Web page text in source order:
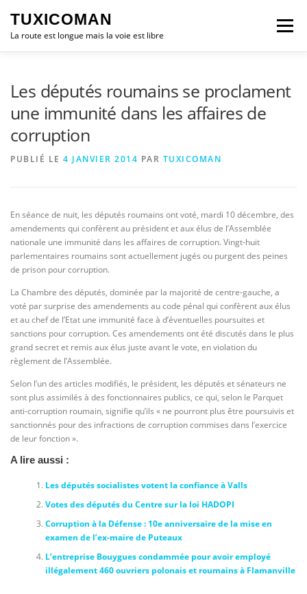
contenu
TUXICOMAN
La route est longue mais la voie est libre
Menu
LOGICIELS
Les députés roumains se proclament
une immunité dans les affaires de
corruption
PUBLIÉ LE 4 JANVIER 2014 PAR TUXICOMAN
En séance de nuit, les députés roumains ont voté, mardi 10 décembre, des
amendements qui confèrent au président et aux élus de l’Assemblée
nationale une immunité dans les affaires de corruption. Vingt-huit
parlementaires roumains sont actuellement jugés ou purgent des peines
de prison pour corruption.
La Chambre des députés, dominée par la majorité de centre-gauche, a
voté par surprise des amendements au code pénal qui confèrent aux élus
et au chef de l’Etat une immunité face à d’éventuelles poursuites et
sanctions pour corruption. Ces amendements ont été discutés dans le plus
grand secret et remis aux élus juste avant le vote, en violation du
règlement de l’Assemblée.
Selon l’un des articles modifiés, le président, les députés et sénateurs ne
sont plus assimilés à des fonctionnaires publics, ce qui, selon le Parquet
anti-corruption roumain, signifie qu’ils « ne pourront plus être poursuivis et
sanctionnés pour des infractions de corruption commises dans l’exercice
de leur fonction ».
A lire aussi :
Les députés socialistes votent la confiance à Valls
Votes des députés du Centre sur la loi HADOPI
Corruption à la Défense : 10e anniversaire de la mise en
examen de l’ex-maire de Puteaux
L’entreprise Bouygues condammée pour avoir employé
illégalement 460 ouvriers polonais et roumains à Flamanville